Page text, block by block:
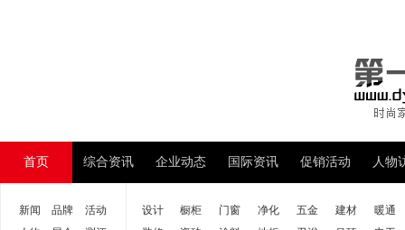
首页 综合资讯 企业动态 国际资讯 促销活动 人物
新闻 品牌
活动
设计 橱柜 门窗 净化 五金 建材
暖通